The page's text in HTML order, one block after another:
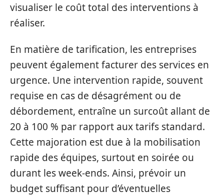
visualiser le coût total des interventions à
réaliser.
En matière de tarification, les entreprises
peuvent également facturer des services en
urgence. Une intervention rapide, souvent
requise en cas de désagrément ou de
débordement, entraîne un surcoût allant de
20 à 100 % par rapport aux tarifs standard.
Cette majoration est due à la mobilisation
rapide des équipes, surtout en soirée ou
durant les week-ends. Ainsi, prévoir un
budget suffisant pour d’éventuelles